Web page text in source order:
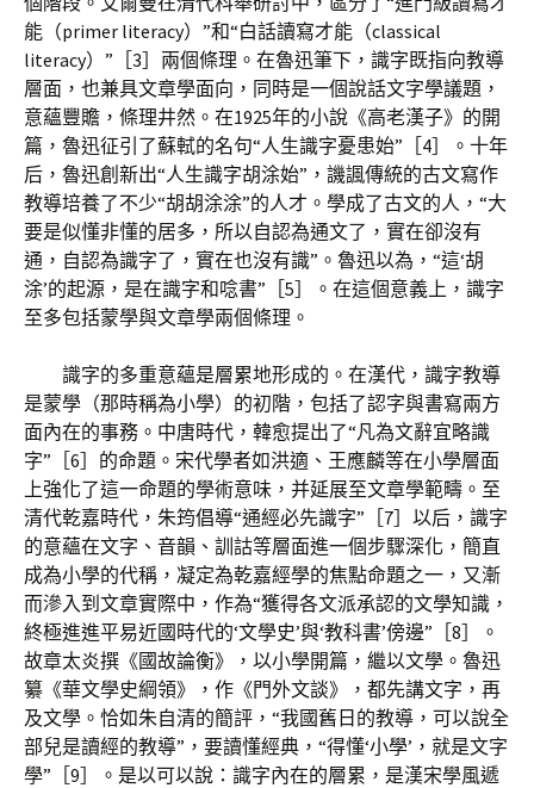
能（primer literacy）”和“白話讀寫才能（classical
literacy）”［3］兩個條理。在魯迅筆下，識字既指向教導
層面，也兼具文章學面向，同時是一個說話文字學議題，
意蘊豐贍，條理井然。在1925年的小說《高老漢子》的開
篇，魯迅征引了蘇軾的名句“人生識字憂患始”［4］。十年
后，魯迅創新出“人生識字胡涂始”，譏諷傳統的古文寫作
教導培養了不少“胡胡涂涂”的人才。學成了古文的人，“大
要是似懂非懂的居多，所以自認為通文了，實在卻沒有
通，自認為識字了，實在也沒有識”。魯迅以為，“這‘胡
涂’的起源，是在識字和唸書”［5］。在這個意義上，識字
至多包括蒙學與文章學兩個條理。
識字的多重意蘊是層累地形成的。在漢代，識字教導
是蒙學（那時稱為小學）的初階，包括了認字與書寫兩方
面內在的事務。中唐時代，韓愈提出了“凡為文辭宜略識
字”［6］的命題。宋代學者如洪適、王應麟等在小學層面
上強化了這一命題的學術意味，并延展至文章學範疇。至
清代乾嘉時代，朱筠倡導“通經必先識字”［7］以后，識字
的意蘊在文字、音韻、訓詁等層面進一個步驟深化，簡直
成為小學的代稱，凝定為乾嘉經學的焦點命題之一，又漸
而滲入到文章實際中，作為“獲得各文派承認的文學知識，
終極進進平易近國時代的‘文學史’與‘教科書’傍邊”［8］。
故章太炎撰《國故論衡》，以小學開篇，繼以文學。魯迅
纂《華文學史綱領》，作《門外文談》，都先講文字，再
及文學。恰如朱自清的簡評，“我國舊日的教導，可以說全
部兒是讀經的教導”，要讀懂經典，“得懂‘小學’，就是文字
學”［9］。是以可以說：識字內在的層累，是漢宋學風遞